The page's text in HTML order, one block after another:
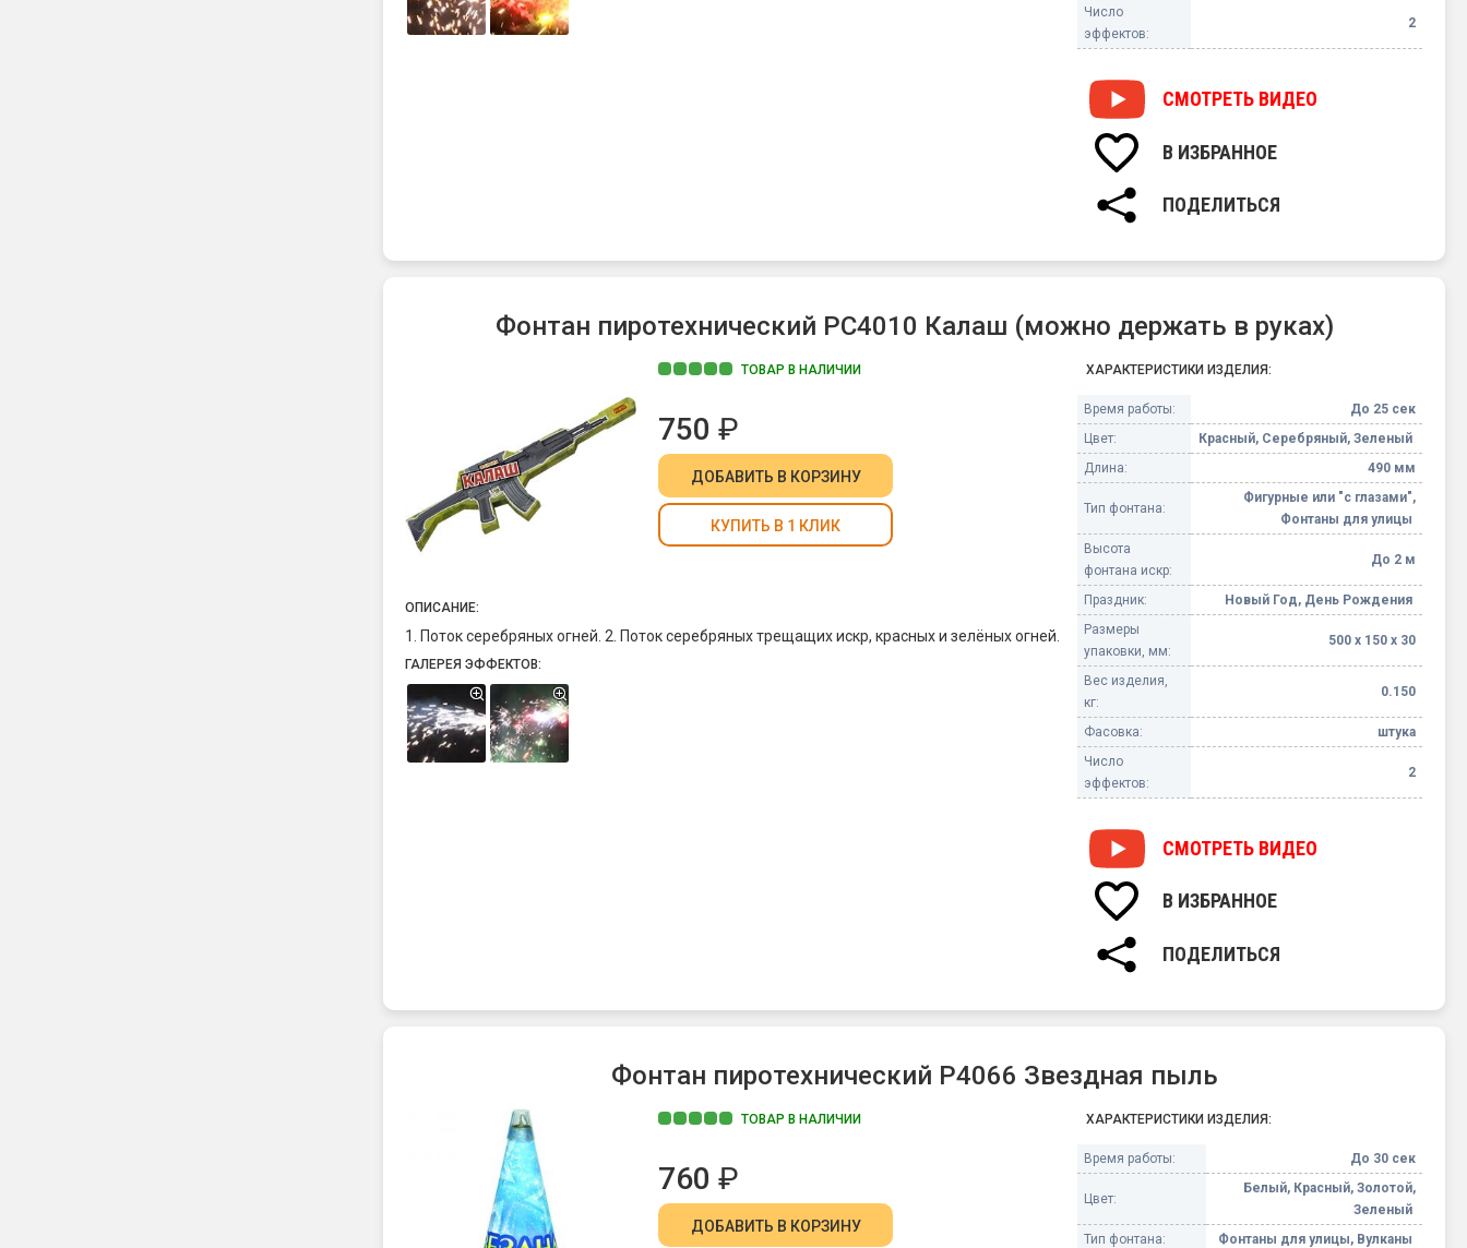
Число
эффектов:
2
СМОТРЕТЬ ВИДЕО
В ИЗБРАННОЕ
ПОДЕЛИТЬСЯ
Фонтан пиротехнический РС4010 Калаш (можно держать в руках)
ТОВАР В НАЛИЧИИ
750 ₽
ДОБАВИТЬ В КОРЗИНУ
КУПИТЬ В 1 КЛИК
ОПИСАНИЕ:
1. Поток серебряных огней. 2. Поток серебряных трещащих искр, красных и зелёных огней.
ГАЛЕРЕЯ ЭФФЕКТОВ:
ХАРАКТЕРИСТИКИ ИЗДЕЛИЯ:
Время работы:
До 25 сек
Цвет:
Красный, Серебряный, Зеленый
Длина:
490 мм
Тип фонтана:
Фигурные или "с глазами",
Фонтаны для улицы
Высота
фонтана искр:
До 2 м
Праздник:
Новый Год, День Рождения
Размеры
упаковки, мм:
500 х 150 х 30
Вес изделия,
кг:
0.150
Фасовка:
штука
Число
эффектов:
2
СМОТРЕТЬ ВИДЕО
В ИЗБРАННОЕ
ПОДЕЛИТЬСЯ
Фонтан пиротехнический Р4066 Звездная пыль
ТОВАР В НАЛИЧИИ
760 ₽
ДОБАВИТЬ В КОРЗИНУ
ХАРАКТЕРИСТИКИ ИЗДЕЛИЯ:
Время работы: До 30 сек
Цвет:
Белый, Красный, Золотой,
Зеленый
Тип фонтана:
Фонтаны для улицы, Вулканы